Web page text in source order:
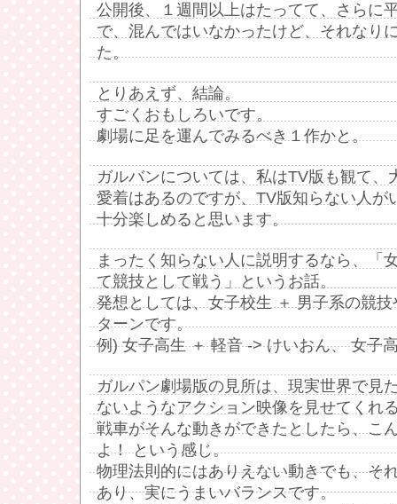
公開後、１週間以上はたってて、さらに
で、混んではいなかったけど、それなり
た。
とりあえず、結論。
すごくおもしろいです。
劇場に足を運んでみるべき１作かと。
ガルバンについては、私はTV版も観て、
愛着はあるのですが、TV版知らない人が
十分楽しめると思います。
まったく知らない人に説明するなら、「
て競技として戦う」というお話。
発想としては、女子校生 ＋ 男子系の競
ターンです。
例) 女子高生 ＋ 軽音 -> けいおん、 女子
ガルパン劇場版の見所は、現実世界で見
ないようなアクション映像を見せてくれ
戦車がそんな動きができたとしたら、こ
よ！ という感じ。
物理法則的にはありえない動きでも、そ
あり、実にうまいバランスです。